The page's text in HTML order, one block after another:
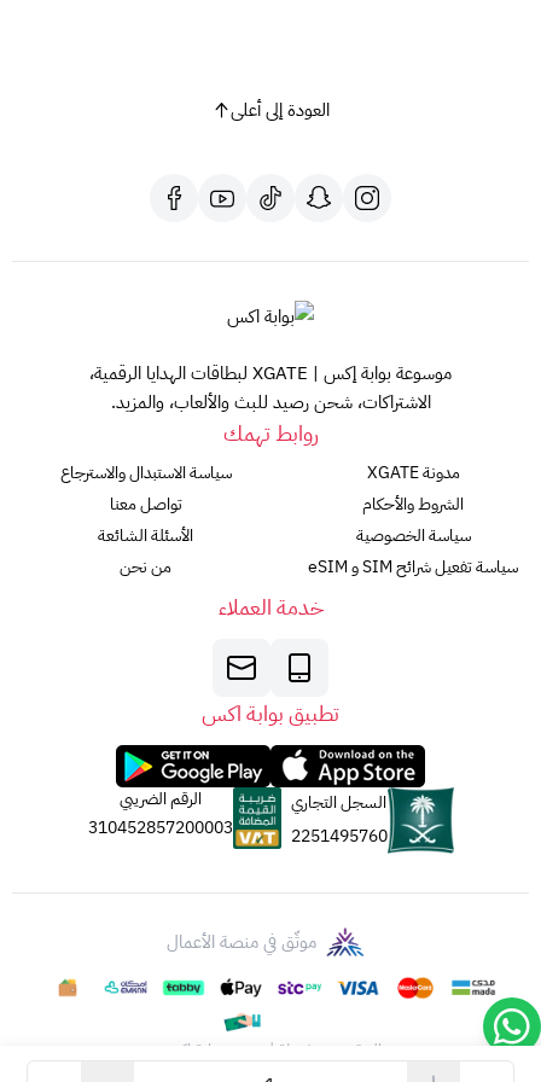
العودة إلى أعلى
موسوعة بوابة إكس | XGATE لبطاقات الهدايا الرقمية،
الاشتراكات، شحن رصيد للبث والألعاب، والمزيد.
روابط تهمك
مدونة XGATE
الشروط والأحكام
سياسة الخصوصية
سياسة تفعيل شرائح SIM و eSIM
سياسة الاستبدال والاسترجاع
تواصل معنا
الأسئلة الشائعة
من نحن
خدمة العملاء
تطبيق بوابة اكس
السجل التجاري
2251495760
الرقم الضريبي
310452857200003
موثّق في منصة الأعمال
الحقوق محفوظة | 2026 بوابة اكس